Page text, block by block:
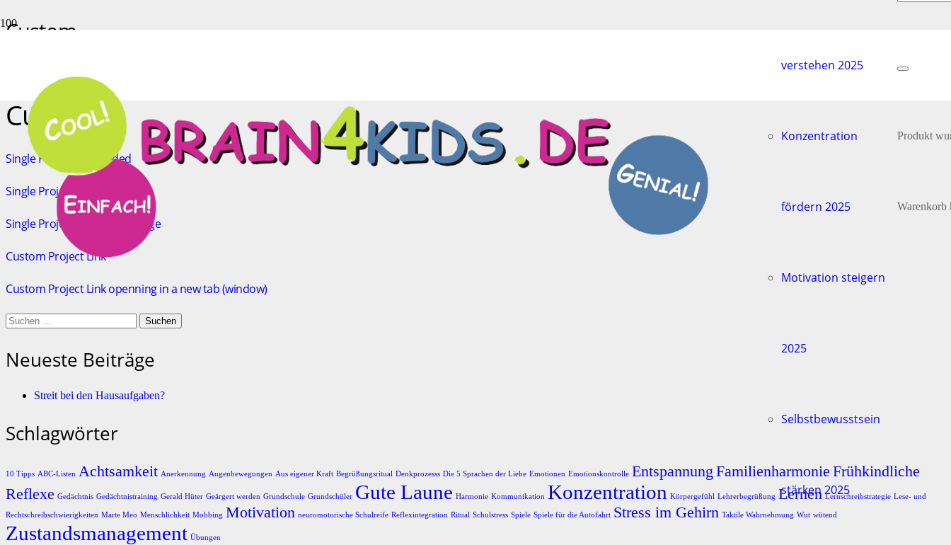
verstehen 2025
Konzentration
fördern 2025
Motivation steigern
2025
Selbstbewusstsein
stärken 2025
Produkt
Warenkorb
Custom
Custom
Single Project – Extended
Single Project – Gallery
Single Project – Lightbox Image
Custom Project Link
Custom Project Link openning in a new tab (window)
Suchen
nach:
Neueste Beiträge
Streit bei den Hausaufgaben?
Schlagwörter
10 Tipps ABC-Listen Achtsamkeit Anerkennung Augenbewegungen Aus eigener Kraft Begrüßungsritual Denkprozesss Die 5 Sprachen der Liebe Emotionen Emotionskontrolle Entspannung Familienharmonie Frühkindliche
Reflexe Gedächtnis Gedächtnistraining Gerald Hüter Geärgert werden Grundschule Grundschüler Gute Laune Harmonie Kommunikation Konzentration Körpergefühl Lehrerbegrüßung Lernen Lernschreibstrategie Lese- und
Rechtschreibschwierigkeiten Marte Meo Menschlichkeit Mobbing Motivation neuromotorische Schulreife Reflexintegration Ritual Schulstress Spiele Spiele für die Autofahrt Stress im Gehirn Taktile Wahrnehmung Wut wütend
Zustandsmanagement Übungen